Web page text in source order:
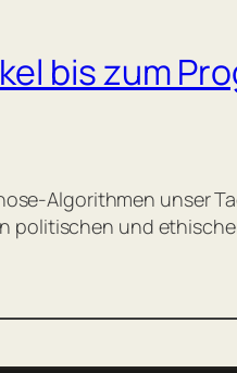
bis zum
Algorithmen unser
politischen und